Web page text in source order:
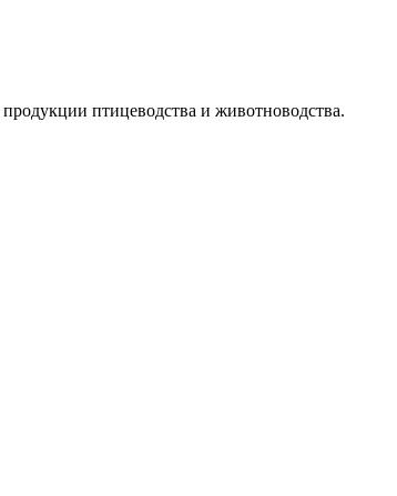
птицеводства и животноводства.